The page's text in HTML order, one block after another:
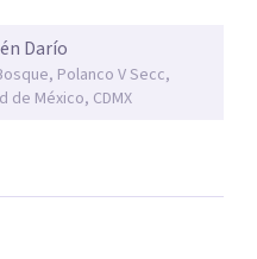
retos difíciles estoy aquí
soluciones. Si
a aminorarlo y resolverlo
recordar, reacomodar,
puedas sentirte mejor,
tener una vida más feliz.
Darío
Polanco V Secc,
de México, CDMX